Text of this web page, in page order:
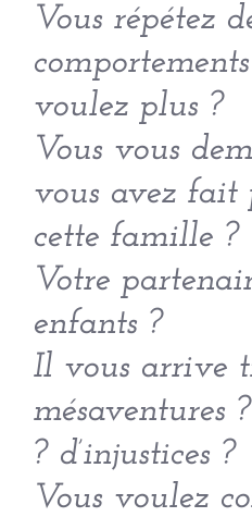
Vous répétez
voulez plus ?
Vous vous
vous avez fait
cette famille ?
Votre
enfants ?
Il vous arrive
mésaventures
? d’injustices ?
Vous voulez